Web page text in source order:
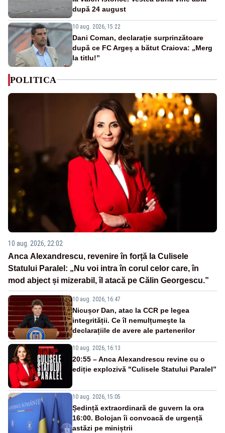
după 24 august
10 aug. 2026, 15:22
Dani Coman, declarație surprinzătoare
după ce FC Argeș a bătut Craiova: „Merg
la titlu!”
POLITICA
10 aug. 2026, 22:02
Anca Alexandrescu, revenire în forță la Culisele
Statului Paralel: „Nu voi intra în corul celor care, în
mod abject și mizerabil, îl atacă pe Călin Georgescu.”
10 aug. 2026, 16:47
Nicușor Dan, atac la CCR pe legea
integrității. Ce îl nemulțumește la
declarațiile de avere ale partenerilor
10 aug. 2026, 16:13
20:55 – Anca Alexandrescu revine cu o
ediție explozivă "Culisele Statului Paralel”
10 aug. 2026, 15:05
Ședință extraordinară de guvern la ora
16:00. Bolojan îi convoacă de urgență
astăzi pe miniștrii